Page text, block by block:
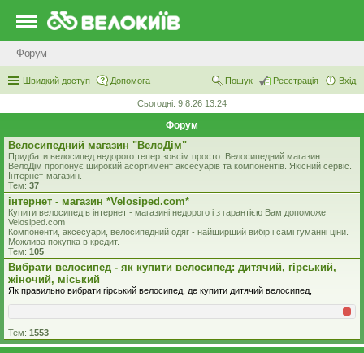
Форум
Швидкий доступ Допомога Вхід
Реєстрація
Пошук
Сьогодні: 9.8.26 13:24
Форум
Велосипедний магазин "ВелоДім"
Придбати велосипед недорого тепер зовсім просто. Велосипедний магазин
ВелоДім пропонує широкий асортимент аксесуарів та компонентів. Якісний сервіс.
Інтернет-магазин.
Тем: 37
iнтернет - магазин *Velosiped.com*
Купити велосипед в інтернет - магазині недорого і з гарантією Вам допоможе
Velosiped.com
Компоненти, аксесуари, велосипедний одяг - найширший вибір і самі гуманні ціни.
Можлива покупка в кредит.
Тем: 105
Вибрати велосипед - як купити велосипед: дитячий, гірський,
жіночий, міський
Як правильно вибрати гірський велосипед, де купити дитячий велосипед,
Тем: 1553